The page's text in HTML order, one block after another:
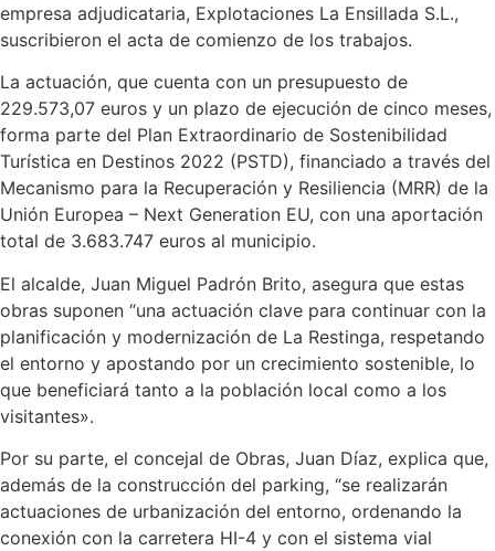
empresa adjudicataria, Explotaciones La Ensillada S.L.,
suscribieron el acta de comienzo de los trabajos.
La actuación, que cuenta con un presupuesto de
229.573,07 euros y un plazo de ejecución de cinco meses,
forma parte del Plan Extraordinario de Sostenibilidad
Turística en Destinos 2022 (PSTD), financiado a través del
Mecanismo para la Recuperación y Resiliencia (MRR) de la
Unión Europea – Next Generation EU, con una aportación
total de 3.683.747 euros al municipio.
El alcalde, Juan Miguel Padrón Brito, asegura que estas
obras suponen “una actuación clave para continuar con la
planificación y modernización de La Restinga, respetando
el entorno y apostando por un crecimiento sostenible, lo
que beneficiará tanto a la población local como a los
visitantes».
Por su parte, el concejal de Obras, Juan Díaz, explica que,
además de la construcción del parking, “se realizarán
actuaciones de urbanización del entorno, ordenando la
conexión con la carretera HI-4 y con el sistema vial